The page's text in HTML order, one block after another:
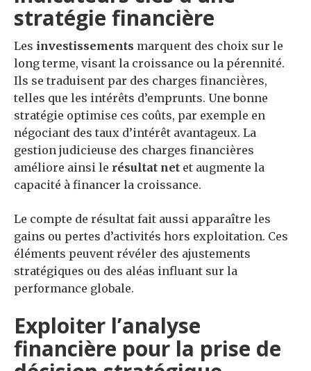
stratégie financière
Les investissements marquent des choix sur le
long terme, visant la croissance ou la pérennité.
Ils se traduisent par des charges financières,
telles que les intérêts d’emprunts. Une bonne
stratégie optimise ces coûts, par exemple en
négociant des taux d’intérêt avantageux. La
gestion judicieuse des charges financières
améliore ainsi le résultat net et augmente la
capacité à financer la croissance.
Le compte de résultat fait aussi apparaître les
gains ou pertes d’activités hors exploitation. Ces
éléments peuvent révéler des ajustements
stratégiques ou des aléas influant sur la
performance globale.
Exploiter l’analyse
financière pour la prise de